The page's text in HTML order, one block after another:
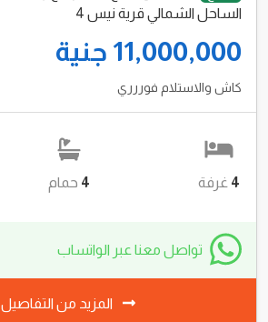
الساحل الشمالي قرية نيس 4
11,000,000 جنية
كاش والاستلام فوررري
4 غرفة 4 حمام
تواصل معنا عبر الواتساب
المزيد من التفاصيل